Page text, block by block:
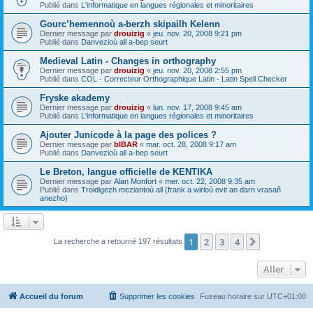
Publié dans L'informatique en langues régionales et minoritaires
Gourc’hemennoù a-berzh skipailh Kelenn
Dernier message par drouizig « jeu. nov. 20, 2008 9:21 pm
Publié dans Danvezioù all a-bep seurt
Medieval Latin - Changes in orthography
Dernier message par drouizig « jeu. nov. 20, 2008 2:55 pm
Publié dans COL - Correcteur Orthographique Latin - Latin Spell Checker
Fryske akademy
Dernier message par drouizig « lun. nov. 17, 2008 9:45 am
Publié dans L'informatique en langues régionales et minoritaires
Ajouter Junicode à la page des polices ?
Dernier message par bIBAR « mar. oct. 28, 2008 9:17 am
Publié dans Danvezioù all a-bep seurt
Le Breton, langue officielle de KENTIKA
Dernier message par Alan Monfort « mer. oct. 22, 2008 9:35 am
Publié dans Troidigezh meziantoù all (frank a wirioù evit an darn vrasañ
anezho)
La recherche a retourné 197 résultats 1 2 3 4
Aller
Accueil du forum Fuseau horaire sur UTC+01:00
Supprimer les cookies